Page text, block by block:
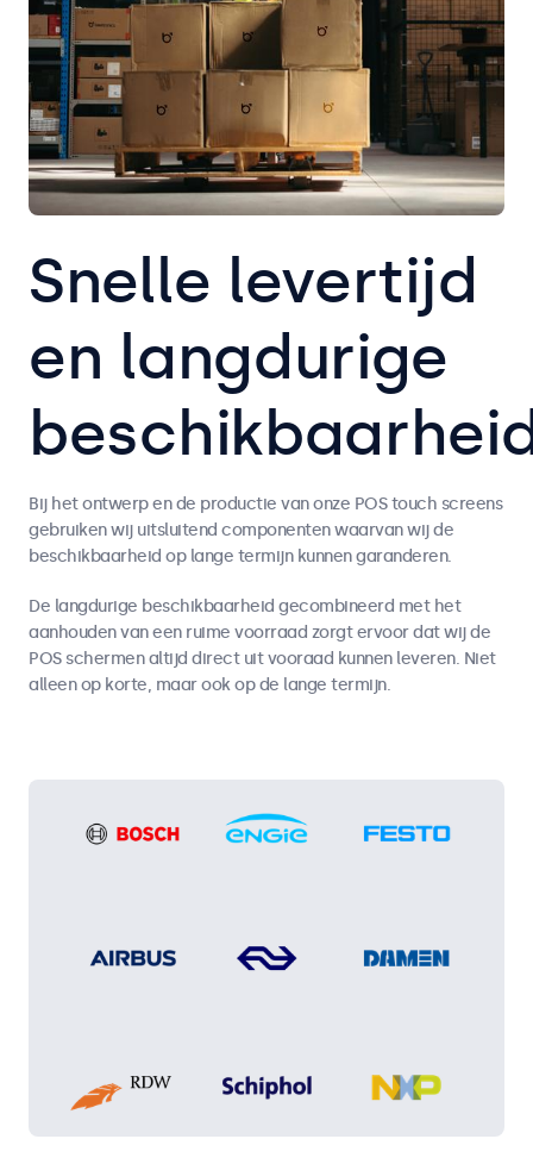
Snelle levertijd
en langdurige
Bij het ontwerp en de productie van onze POS touch screens
gebruiken wij uitsluitend componenten waarvan wij de
beschikbaarheid op lange termijn kunnen garanderen.
De langdurige beschikbaarheid gecombineerd met het
aanhouden van een ruime voorraad zorgt ervoor dat wij de
POS schermen altijd direct uit vooraad kunnen leveren. Niet
alleen op korte, maar ook op de lange termijn.